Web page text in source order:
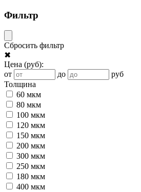
Фильтр
Сбросить фильтр
✖
Цена (руб):
от
до
руб
Толщина
60 мкм
80 мкм
100 мкм
120 мкм
150 мкм
200 мкм
300 мкм
250 мкм
180 мкм
400 мкм